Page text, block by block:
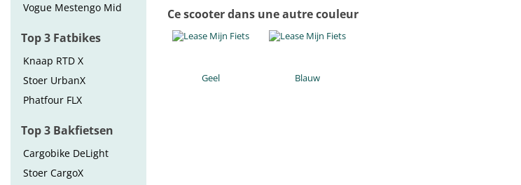
Vogue Mestengo Mid
Top 3 Fatbikes
Knaap RTD X
Stoer UrbanX
Phatfour FLX
Top 3 Bakfietsen
Cargobike DeLight
Stoer CargoX
Ce scooter dans une autre couleur
Geel Blauw